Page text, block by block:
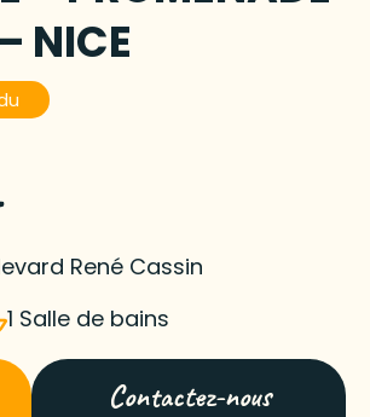
NICE
René Cassin
1 Salle de bains
Contactez-nous